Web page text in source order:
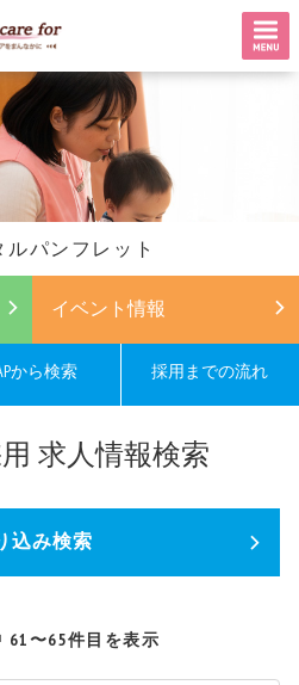
ルパンフレット
イベント情報
から検索 採用までの流れ
求人情報検索
込み検索
61〜65件目を表示